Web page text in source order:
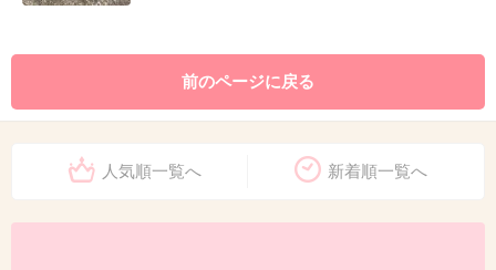
前のページに戻る
人気順一覧へ 新着順一覧へ